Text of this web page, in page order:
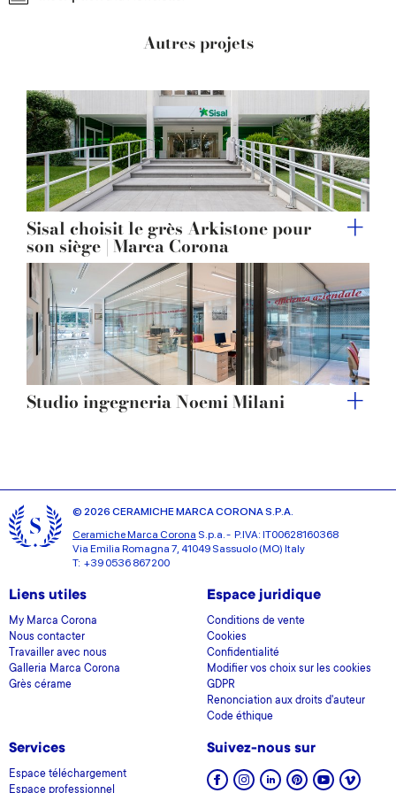
Autres projets
Sisal choisit le grès Arkistone pour
son siège | Marca Corona
Studio ingegneria Noemi Milani
© 2026 CERAMICHE MARCA CORONA S.P.A.
Ceramiche Marca Corona S.p.a. - P.IVA: IT00628160368
Via Emilia Romagna 7, 41049 Sassuolo (MO) Italy
T: +39 0536 867200
Liens utiles
My Marca Corona
Nous contacter
Travailler avec nous
Galleria Marca Corona
Grès cérame
Espace juridique
Conditions de vente
Cookies
Confidentialité
Modifier vos choix sur les cookies
GDPR
Renonciation aux droits d'auteur
Code éthique
Services
Espace téléchargement
Espace professionnel
Suivez-nous sur